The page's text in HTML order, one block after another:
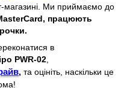
магазині. Ми приймаємо до
працюють
в
PWR-02,
, та оцініть, наскільки це